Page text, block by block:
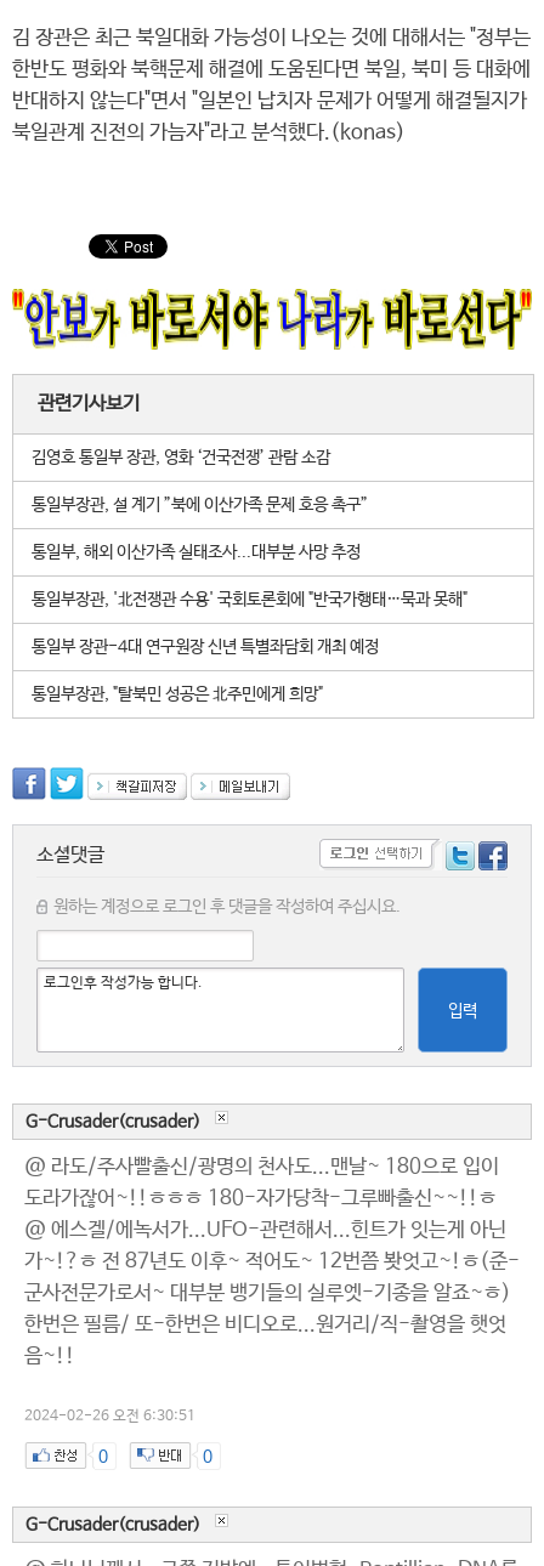
김 장관은 최근 북일대화 가능성이 나오는 것에 대해서는 "정부는
한반도 평화와 북핵문제 해결에 도움된다면 북일, 북미 등 대화에
반대하지 않는다"면서 "일본인 납치자 문제가 어떻게 해결될지가
북일관계 진전의 가늠자"라고 분석했다.(konas)
관련기사보기
김영호 통일부 장관, 영화 ‘건국전쟁’ 관람 소감
통일부장관, 설 계기 ”북에 이산가족 문제 호응 촉구”
통일부, 해외 이산가족 실태조사...대부분 사망 추정
통일부장관, '北전쟁관 수용' 국회토론회에 "반국가행태…묵과 못해"
통일부 장관-4대 연구원장 신년 특별좌담회 개최 예정
통일부장관, "탈북민 성공은 北주민에게 희망"
소셜댓글
원하는 계정으로 로그인 후 댓글을 작성하여 주십시요.
입력
G-Crusader(crusader)
@ 라도/주사빨출신/광명의 천사도...맨날~ 180으로 입이
도라가잖어~!!ㅎㅎㅎ 180-자가당착-그루빠출신~~!!ㅎ
@ 에스겔/에녹서가...UFO-관련해서...힌트가 잇는게 아닌
가~!?ㅎ 전 87년도 이후~ 적어도~ 12번쯤 봣엇고~!ㅎ(준-
군사전문가로서~ 대부분 뱅기들의 실루엣-기종을 알죠~ㅎ)
한번은 필름/ 또-한번은 비디오로...원거리/직-촬영을 햇엇
음~!!
2024-02-26 오전 6:30:51
0 0
G-Crusader(crusader)